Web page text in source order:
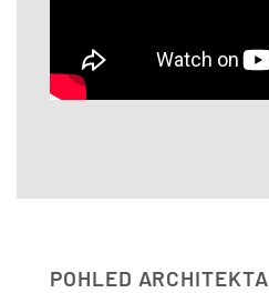
POHLED ARCHITEKTA